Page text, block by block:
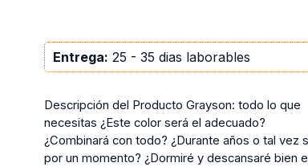
Entrega: 25 - 35 dias laborables
Descripción del Producto Grayson: todo lo que
necesitas ¿Este color será el adecuado?
¿Combinará con todo? ¿Durante años o tal vez
por un momento? ¿Dormiré y descansaré bien